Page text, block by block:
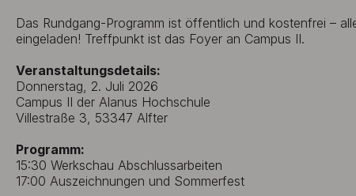
Das Rundgang-Programm ist öffentlich und kostenfrei –
eingeladen! Treffpunkt ist das Foyer an Campus II.
Veranstaltungsdetails:
Donnerstag, 2. Juli 2026
Campus II der Alanus Hochschule
Villestraße 3, 53347 Alfter
Programm:
15:30 Werkschau Abschlussarbeiten
17:00 Auszeichnungen und Sommerfest